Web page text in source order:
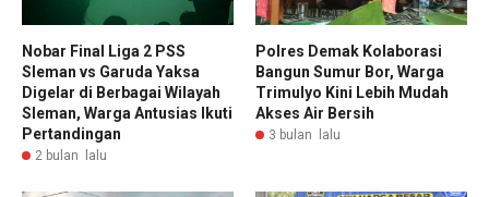
Nobar Final Liga 2 PSS
Sleman vs Garuda Yaksa
Digelar di Berbagai Wilayah
Sleman, Warga Antusias Ikuti
Pertandingan
2 bulan lalu
Polres Demak Kolaborasi
Bangun Sumur Bor, Warga
Trimulyo Kini Lebih Mudah
Akses Air Bersih
3 bulan lalu